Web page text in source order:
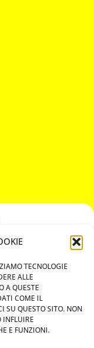
TECNOLOGIE
ALLE
A QUESTE
COME IL
SU QUESTO SITO. NON
INFLUIRE
E FUNZIONI.